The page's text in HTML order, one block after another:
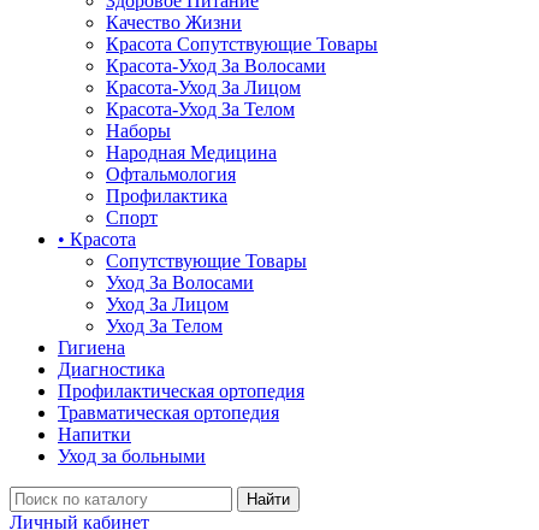
Качество Жизни
Красота Сопутствующие Товары
Красота-Уход За Волосами
Красота-Уход За Лицом
Красота-Уход За Телом
Наборы
Народная Медицина
Офтальмология
Профилактика
Спорт
• Красота
Сопутствующие Товары
Уход За Волосами
Уход За Лицом
Уход За Телом
Гигиена
Диагностика
Профилактическая ортопедия
Травматическая ортопедия
Напитки
Уход за больными
Найти
Личный кабинет